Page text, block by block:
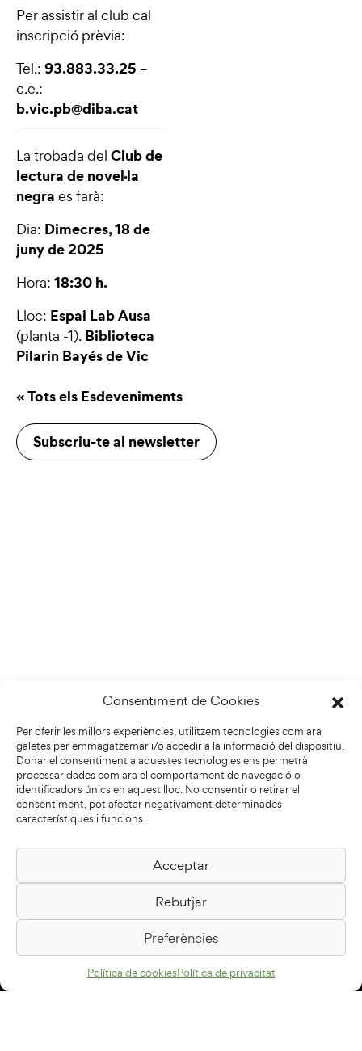
Consentiment de Cookies
Per oferir les millors experiències, utilitzem tecnologies com ara
galetes per emmagatzemar i/o accedir a la informació del dispositiu.
Donar el consentiment a aquestes tecnologies ens permetrà
processar dades com ara el comportament de navegació o
identificadors únics en aquest lloc. No consentir o retirar el
consentiment, pot afectar negativament determinades
característiques i funcions.
Acceptar
Rebutjar
Preferències
Política de cookiesPolítica de privacitat
Per assistir al club cal
inscripció prèvia:
Tel.: 93.883.33.25 –
c.e.:
b.vic.pb@diba.cat
La trobada del Club de
lectura de novel·la
negra es farà:
Dia: Dimecres, 18 de
juny de 2025
Hora: 18:30 h.
Lloc: Espai Lab Ausa
(planta -1). Biblioteca
Pilarin Bayés de Vic
« Tots els Esdeveniments
Subscriu-te al newsletter
Biblioteca Pilarin Bayés
Passeig de la Generalitat, 1
08500 Vic